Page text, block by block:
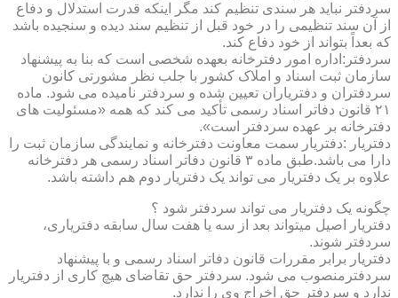
سردفتر نباید هر سندی تنظیم کند مگر اینکه قدرت استدلال و دفاع
از آن سند تنظیمی را در خود قبل از تنظیم سند دیده و سنجیده باشد
که بعداً بتواند از خود دفاع کند.
سردفتر:اداره امور دفترخانه بعهده شخصی است که بنا به پیشنهاد
سازمان ثبت اسناد و املاک کشور با جلب نظر مشورتی کانون
سردفتران و دفتریاران تعیین شده و سردفتر نامیده می شود. ماده
۲۱ قانون دفاتر اسناد رسمی تأکید می کند که همه «مسئولیت های
دفترخانه بر عهده سردفتر است».
دفتریار :دفتریار سمت معاونت دفترخانه و نمایندگی سازمان ثبت را
دارا می باشد.طبق ماده ۳ قانون دفاتر اسناد رسمی هر دفترخانه
علاوه بر یک دفتریار می تواند یک دفتریار دوم هم داشته باشد.
چگونه یک دفتریار می تواند سردفتر شود ؟
دفتریار اصیل میتواند بعد از سه یا هفت سال سابقه دفتریاری،
سردفتر شوند.
دفتریار برابر مقررات قانون دفاتر اسناد رسمی و با پیشنهاد
سردفترمنصوب می شود. سردفتر حق تقاضای هیچ کاری از دفتریار
ندارد و سردفتر حق اخراج وی را ندارد.